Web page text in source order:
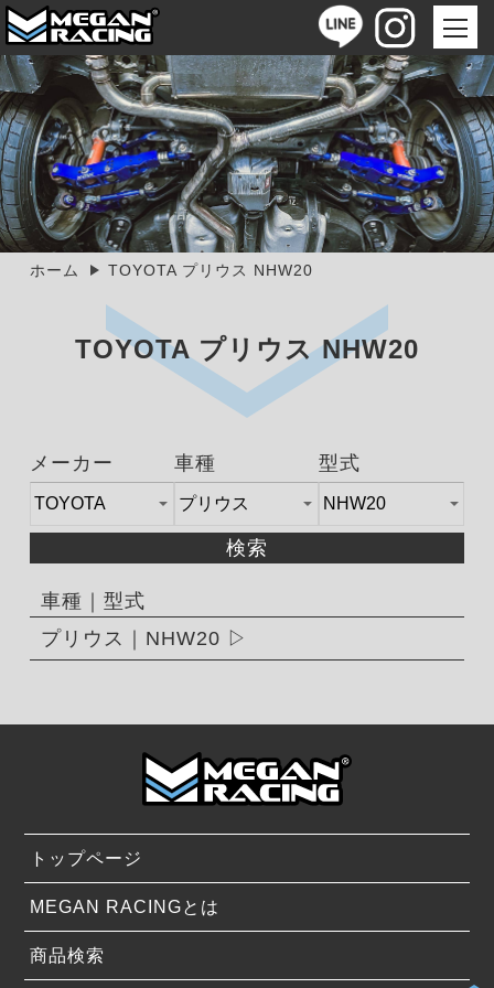
ホーム TOYOTA プリウス NHW20
TOYOTA プリウス NHW20
メーカー 車種 型式
検索
車種｜型式
プリウス｜NHW20
トップページ
MEGAN RACINGとは
商品検索